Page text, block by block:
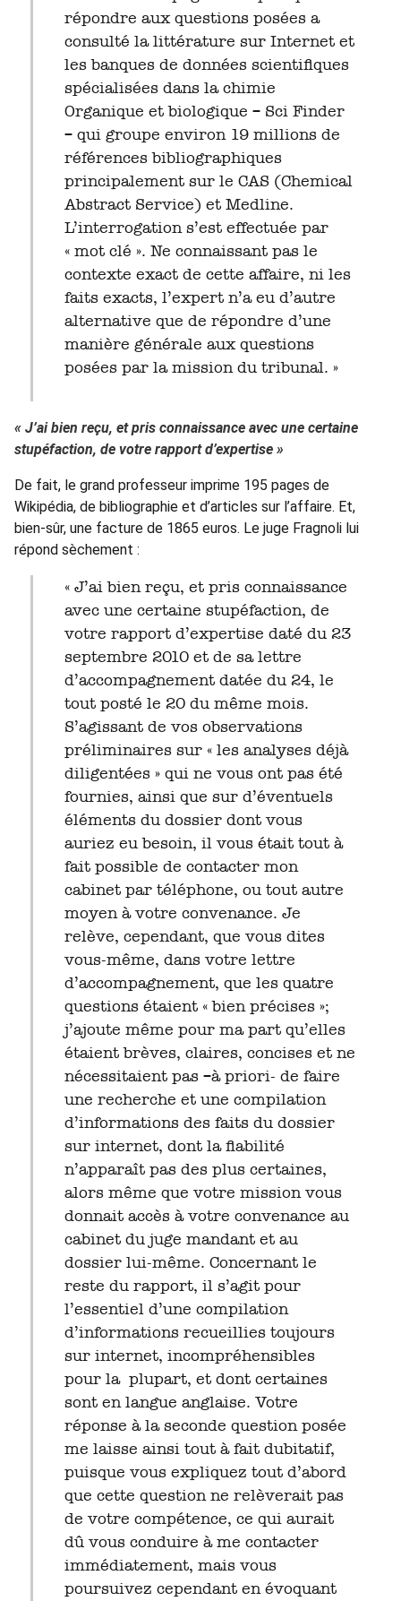
répondre aux questions posées a
consulté la littérature sur Internet et
les banques de données scientifiques
spécialisées dans la chimie
Organique et biologique – Sci Finder
– qui groupe environ 19 millions de
références bibliographiques
principalement sur le CAS (Chemical
Abstract Service) et Medline.
L’interrogation s’est effectuée par
« mot clé ». Ne connaissant pas le
contexte exact de cette affaire, ni les
faits exacts, l’expert n’a eu d’autre
alternative que de répondre d’une
manière générale aux questions
posées par la mission du tribunal. »
« J’ai bien reçu, et pris connaissance avec une certaine
stupéfaction, de votre rapport d’expertise »
De fait, le grand professeur imprime 195 pages de
Wikipédia, de bibliographie et d’articles sur l’affaire. Et,
bien-sûr, une facture de 1865 euros. Le juge Fragnoli lui
répond sèchement :
« J’ai bien reçu, et pris connaissance
avec une certaine stupéfaction, de
votre rapport d’expertise daté du 23
septembre 2010 et de sa lettre
d’accompagnement datée du 24, le
tout posté le 20 du même mois.
S’agissant de vos observations
préliminaires sur « les analyses déjà
diligentées » qui ne vous ont pas été
fournies, ainsi que sur d’éventuels
éléments du dossier dont vous
auriez eu besoin, il vous était tout à
fait possible de contacter mon
cabinet par téléphone, ou tout autre
moyen à votre convenance. Je
relève, cependant, que vous dites
vous-même, dans votre lettre
d’accompagnement, que les quatre
questions étaient « bien précises »;
j’ajoute même pour ma part qu’elles
étaient brèves, claires, concises et ne
nécessitaient pas –à priori- de faire
une recherche et une compilation
d’informations des faits du dossier
sur internet, dont la fiabilité
n’apparaît pas des plus certaines,
alors même que votre mission vous
donnait accès à votre convenance au
cabinet du juge mandant et au
dossier lui-même. Concernant le
reste du rapport, il s’agit pour
l’essentiel d’une compilation
d’informations recueillies toujours
sur internet, incompréhensibles
pour la plupart, et dont certaines
sont en langue anglaise. Votre
réponse à la seconde question posée
me laisse ainsi tout à fait dubitatif,
puisque vous expliquez tout d’abord
que cette question ne relèverait pas
de votre compétence, ce qui aurait
dû vous conduire à me contacter
immédiatement, mais vous
poursuivez cependant en évoquant